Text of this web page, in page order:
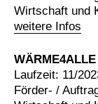
weitere Infos
Wirtschaft und
WÄRME4ALLE
Laufzeit: 11/
Förder- /